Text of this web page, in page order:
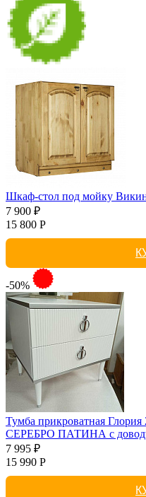
Шкаф-стол под мойку
7 900 ₽
15 800 Р
-50%
Тумба прикроватная
СЕРЕБРО ПАТИНА с
7 995 ₽
15 990 Р